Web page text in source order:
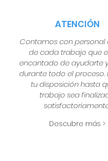
ATENCIÓN
Contamos con personal
de cada trabajo que
encantado de ayudarte
durante todo el proceso.
tu disposición hasta
trabajo sea
Descubre más >